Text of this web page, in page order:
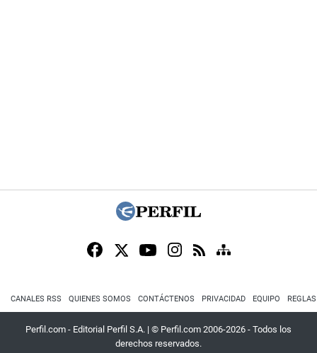
CANALES RSS QUIENES SOMOS CONTÁCTENOS PRIVACIDAD EQUIPO
Perfil.com - Editorial Perfil S.A. | © Perfil.com 2006-2026 - Todos los
derechos reservados.